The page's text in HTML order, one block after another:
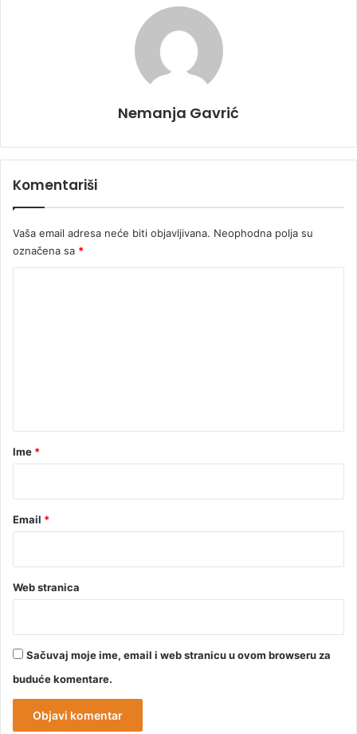
Nemanja Gavrić
Komentariši
Vaša email adresa neće biti objavljivana. Neophodna polja su
označena sa *
rIme *
Email *
Web stranica
Sačuvaj moje ime, email i web stranicu u ovom browseru za
buduće komentare.